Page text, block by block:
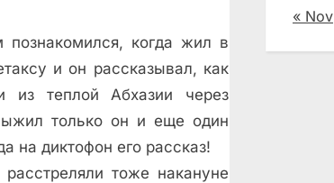
познакомился, когда жил в
и он рассказывал, как
из теплой Абхазии через
только он и еще один
на диктофон его рассказ!
тоже накануне
« Nov